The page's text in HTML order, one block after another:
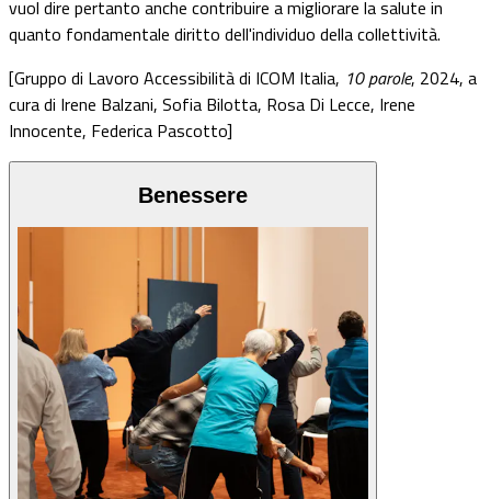
vuol dire pertanto anche contribuire a migliorare la salute in
quanto fondamentale diritto dell'individuo della collettività.
[Gruppo di Lavoro Accessibilità di ICOM Italia, 10 parole, 2024, a
cura di Irene Balzani, Sofia Bilotta, Rosa Di Lecce, Irene
Innocente, Federica Pascotto]
Benessere